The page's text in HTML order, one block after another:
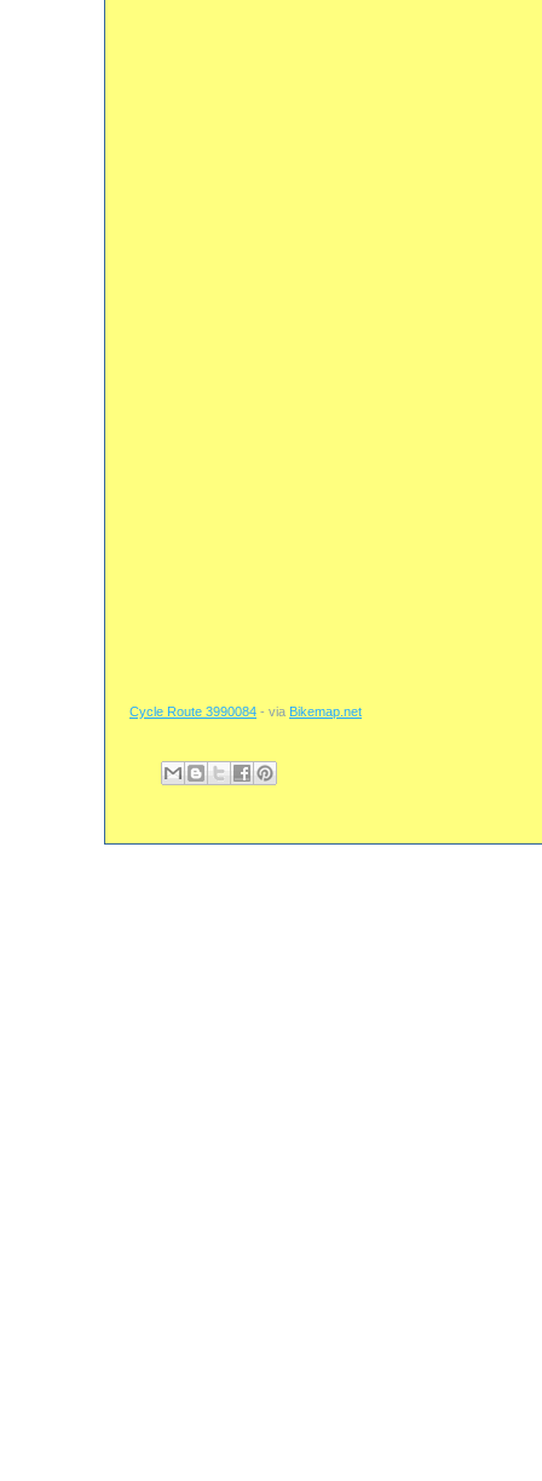
Cycle Route 3990084 - via Bikemap.net